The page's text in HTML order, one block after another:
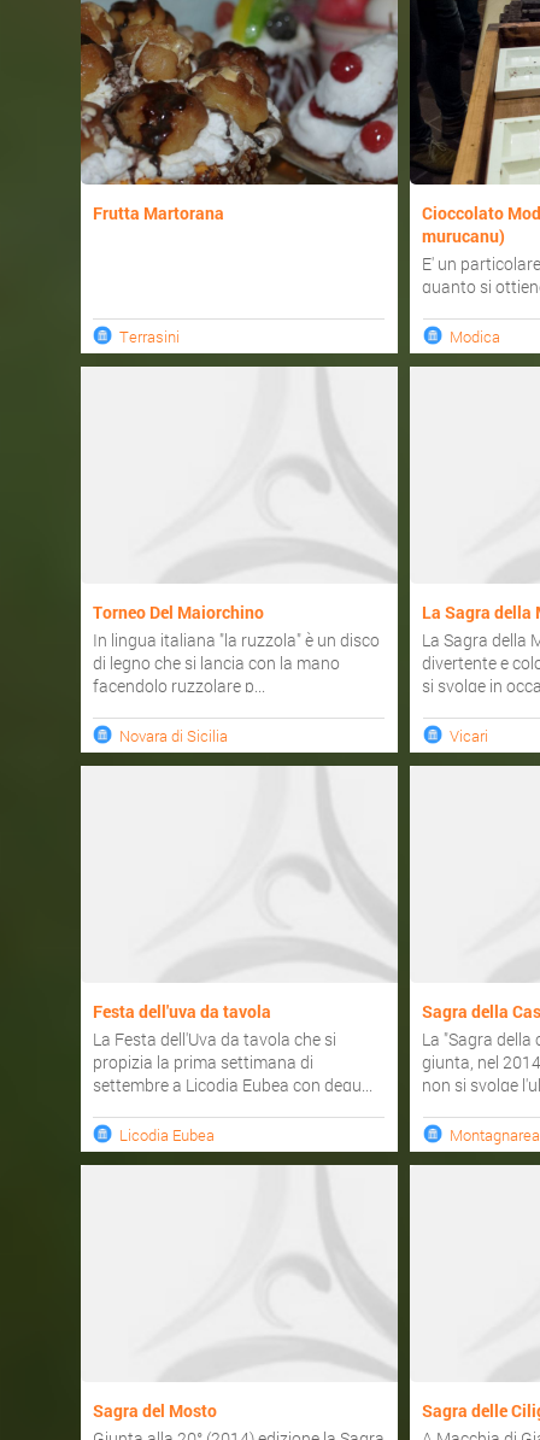
Frutta Martorana
Terrasini
Cioccolato
murucanu)
E' un
quanto si
Modica
Torneo Del Maiorchino
In lingua italiana "la ruzzola" è un disco
di legno che si lancia con la mano
facendolo ruzzolare p...
Novara di Sicilia
La Sagra della
La Sagra della
divertente e
si svolge in
Vicari
Festa dell'uva da tavola
La Festa dell'Uva da tavola che si
propizia la prima settimana di
settembre a Licodia Eubea con degu...
Licodia Eubea
Sagra della
La "Sagra
giunta, nel
non si svolge
Sagra del Mosto
Sagra delle